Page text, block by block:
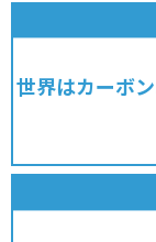
世界はカーボ